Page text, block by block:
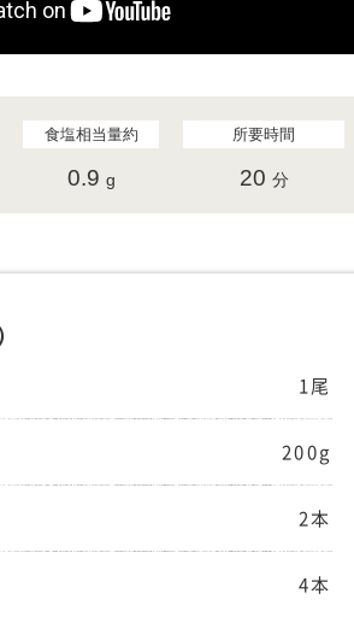
食塩相当量約
0.9 g
所要時間
20 分
1尾
200g
2本
4本